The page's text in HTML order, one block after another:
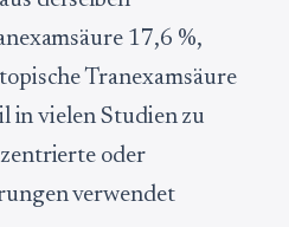
17,6 %,
Tranexamsäure
in vielen Studien zu
oder
verwendet